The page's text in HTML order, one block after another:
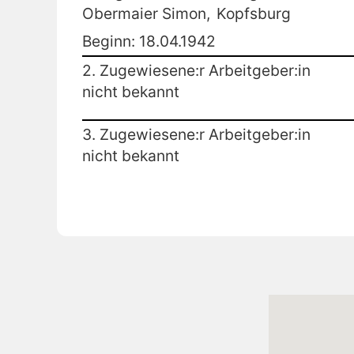
Obermaier Simon, Kopfsburg
Beginn: 18.04.1942
2. Zugewiesene:r Arbeitgeber:in
nicht bekannt
3. Zugewiesene:r Arbeitgeber:in
nicht bekannt